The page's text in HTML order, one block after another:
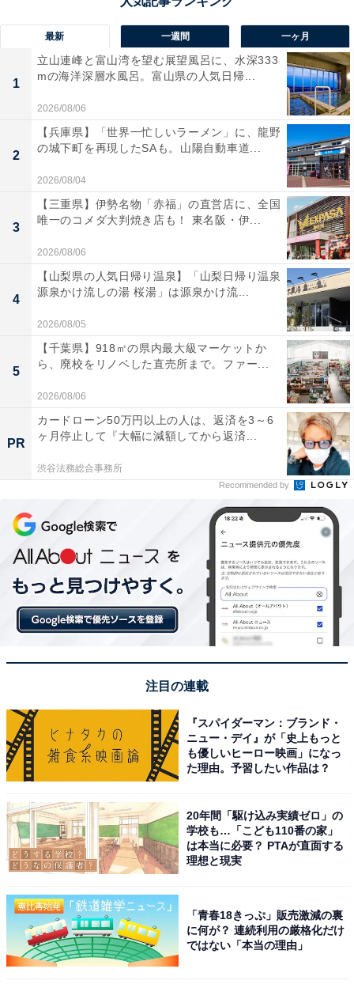
最新 一週間 一ヶ月
1
立山連峰と富山湾を望む展望風呂に、水深333
mの海洋深層水風呂。富山県の人気日帰...
2026/08/06
2
【兵庫県】「世界一忙しいラーメン」に、龍野
の城下町を再現したSAも。山陽自動車道...
2026/08/04
3
【三重県】伊勢名物「赤福」の直営店に、全国
唯一のコメダ大判焼き店も！ 東名阪・伊...
2026/08/06
4
【山梨県の人気日帰り温泉】「山梨日帰り温泉
源泉かけ流しの湯 桜湯」は源泉かけ流...
2026/08/05
5
【千葉県】918㎡の県内最大級マーケットか
ら、廃校をリノベした直売所まで。ファー...
2026/08/06
PR
カードローン50万円以上の人は、返済を3～6
ヶ月停止して『大幅に減額してから返済...
渋谷法務総合事務所
Recommended by
注目の連載
『スパイダーマン：ブランド・
ニュー・デイ』が「史上もっと
も優しいヒーロー映画」になっ
た理由。予習したい作品は？
20年間「駆け込み実績ゼロ」の
学校も…「こども110番の家」
は本当に必要？ PTAが直面する
理想と現実
「青春18きっぷ」販売激減の裏
に何が？ 連続利用の厳格化だけ
ではない「本当の理由」